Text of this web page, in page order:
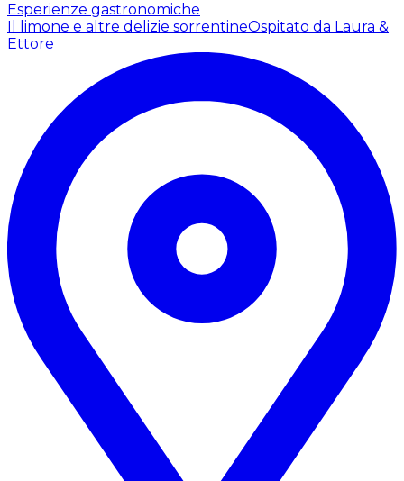
Esperienze gastronomiche
Il limone e altre delizie sorrentineOspitato da Laura &
Ettore